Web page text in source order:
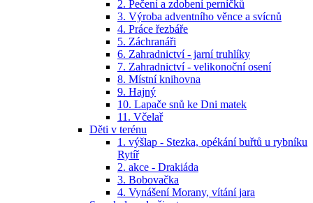
2. Pečení a zdobení perníčků
3. Výroba adventního věnce a svícnů
4. Práce řezbáře
5. Záchranáři
6. Zahradnictví - jarní truhlíky
7. Zahradnictví - velikonoční osení
8. Místní knihovna
9. Hajný
10. Lapače snů ke Dni matek
11. Včelař
Děti v terénu
1. výšlap - Stezka, opékání buřtů u rybníku
Rytíř
2. akce - Drakiáda
3. Bobovačka
4. Vynášení Morany, vítání jara